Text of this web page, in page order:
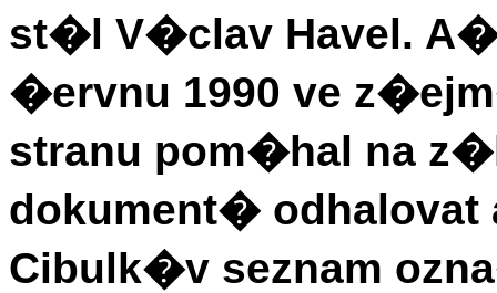
st�l V�clav Havel.
�ervnu 1990 ve
stranu pom�hal na
dokument�
Cibulk�v seznam